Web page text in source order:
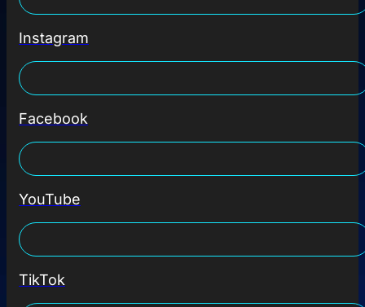
Instagram
Facebook
YouTube
TikTok